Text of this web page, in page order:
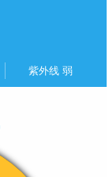
紫外线 弱